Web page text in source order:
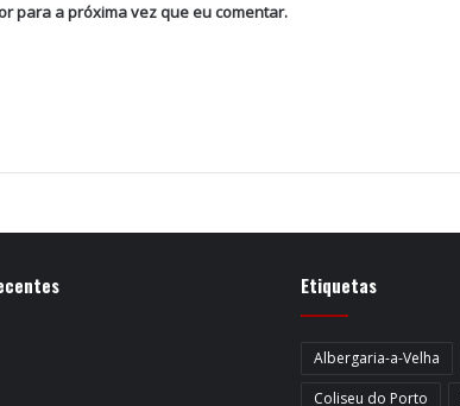
para a próxima vez que eu comentar.
Etiquetas
Albergaria-a-Velha
Coliseu do Porto